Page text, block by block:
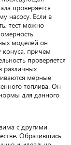
проверяется
насосу. Если в
тест можно
моделей он
причем
проверяется
различных
мерные
топлива. Он
для данного
с другими
Обратившись